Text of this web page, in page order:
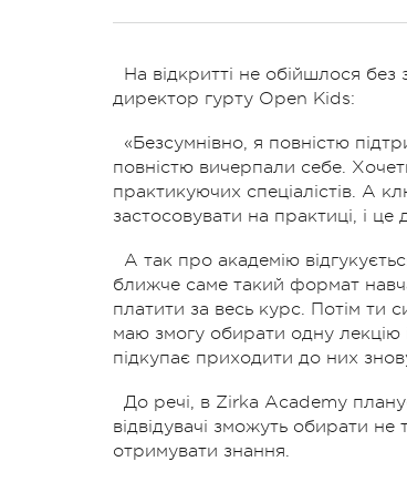
На відкритті не обійшлося
директор гурту Open Kids:
«Безсумнівно, я повністю
повністю вичерпали себе.
практикуючих спеціалістів. А
застосовувати на практиці, і це
А так про академію
ближче саме такий формат
платити за весь курс. Потім ти
маю змогу обирати одну лекцію
підкупає приходити до них
До речі, в Zirka Academy
відвідувачі зможуть обирати
отримувати знання.